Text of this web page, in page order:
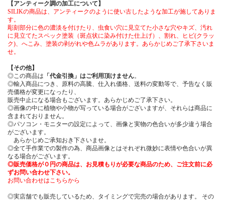
【アンティーク調の加工について】
SILIKの商品は、アンティークのように使い古したような加工が施してありま
す。
彫刻部分に色の濃淡を付けたり、虫食い穴に見立てた小さな穴やキズ、汚れ
に見立てたスペック塗装（斑点状に染み付けた仕上げ）、割れ、ヒビ(クラッ
ク)、へこみ、塗装の剥がれや色ムラがあります。あらかじめご了承下さいま
せ。
【その他】
◎この商品は 「代金引換」はご利用頂けません。
◎輸入商品につき、原料の高騰、仕入れ価格、送料の変動等で、予告なく販
売価格が変更になったり、
販売中止になる場合もございます。あらかじめご了承下さい。
◎画像の中に植物や小物が写っている場合がございますが、それらは商品に
含まれておりません。
◎パソコン・モニターの設定によって、画像と実物の色合いが多少違う場合
がございます。
あらかじめご承知おき下さいませ。
◎全て手作業での製作の為、商品画像とはそれぞれ微妙に表情や色合いが異
なる場合がございます。
◎販売価格が０円の商品は、お見積もりが必要な商品のため、ご注文前に必
ずお問い合わせ下さい。
お問い合わせはこちらから
◎実店舗でも販売しているため、タイミングで完売の場合があります。 その